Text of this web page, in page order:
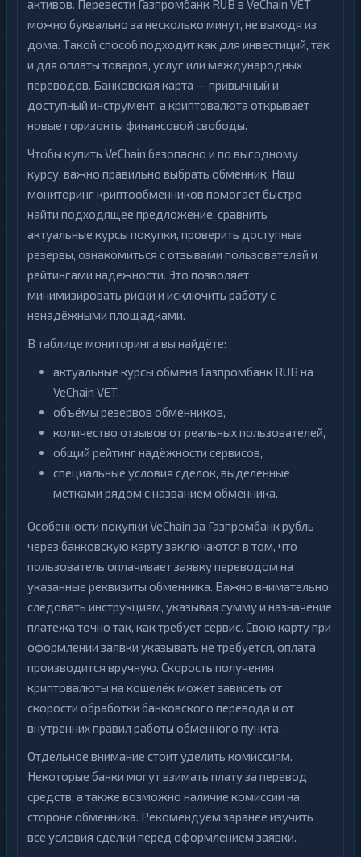
активов. Перевести Газпромбанк RUB в VeChain VET
можно буквально за несколько минут, не выходя из
дома. Такой способ подходит как для инвестиций, так
и для оплаты товаров, услуг или международных
переводов. Банковская карта — привычный и
доступный инструмент, а криптовалюта открывает
новые горизонты финансовой свободы.
Чтобы купить VeChain безопасно и по выгодному
курсу, важно правильно выбрать обменник. Наш
мониторинг криптообменников помогает быстро
найти подходящее предложение, сравнить
актуальные курсы покупки, проверить доступные
резервы, ознакомиться с отзывами пользователей и
рейтингами надёжности. Это позволяет
минимизировать риски и исключить работу с
ненадёжными площадками.
В таблице мониторинга вы найдёте:
актуальные курсы обмена Газпромбанк RUB на
VeChain VET,
объёмы резервов обменников,
количество отзывов от реальных пользователей,
общий рейтинг надёжности сервисов,
специальные условия сделок, выделенные
метками рядом с названием обменника.
Особенности покупки VeChain за Газпромбанк рубль
через банковскую карту заключаются в том, что
пользователь оплачивает заявку переводом на
указанные реквизиты обменника. Важно внимательно
следовать инструкциям, указывая сумму и назначение
платежа точно так, как требует сервис. Свою карту при
оформлении заявки указывать не требуется, оплата
производится вручную. Скорость получения
криптовалюты на кошелёк может зависеть от
скорости обработки банковского перевода и от
внутренних правил работы обменного пункта.
Отдельное внимание стоит уделить комиссиям.
Некоторые банки могут взимать плату за перевод
средств, а также возможно наличие комиссии на
стороне обменника. Рекомендуем заранее изучить
все условия сделки перед оформлением заявки.
Банк
cash-
УкрСиббанк 1
Элкарт
Sui1
Terra
1
Tezos1
Toncoin
TrueUSD
Uniswap1
VeChain
V
T
Waves
Yearn
Finance
1
Zcash